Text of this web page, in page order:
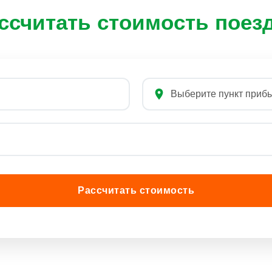
стоимость
Рассчитать стоимость